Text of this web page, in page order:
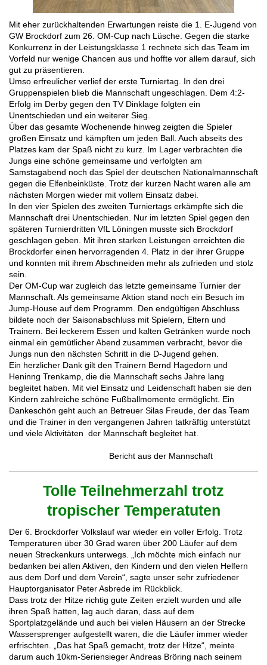
Mit eher zurückhaltenden Erwartungen reiste die 1. E-Jugend von
GW Brockdorf zum 26. OM-Cup nach Lüsche. Gegen die starke
Konkurrenz in der Leistungsklasse 1 rechnete sich das Team im
Vorfeld nur wenige Chancen aus und hoffte vor allem darauf, sich
gut zu präsentieren.
Umso erfreulicher verlief der erste Turniertag. In den drei
Gruppenspielen blieb die Mannschaft ungeschlagen. Dem 4:2-
Erfolg im Derby gegen den TV Dinklage folgten ein
Unentschieden und ein weiterer Sieg.
Über das gesamte Wochenende hinweg zeigten die Spieler
großen Einsatz und kämpften um jeden Ball. Auch abseits des
Platzes kam der Spaß nicht zu kurz. Im Lager verbrachten die
Jungs eine schöne gemeinsame und verfolgten am
Samstagabend noch das Spiel der deutschen Nationalmannschaft
gegen die Elfenbeinküste. Trotz der kurzen Nacht waren alle am
nächsten Morgen wieder mit vollem Einsatz dabei.
In den vier Spielen des zweiten Turniertags erkämpfte sich die
Mannschaft drei Unentschieden. Nur im letzten Spiel gegen den
späteren Turnierdritten VfL Löningen musste sich Brockdorf
geschlagen geben. Mit ihren starken Leistungen erreichten die
Brockdorfer einen hervorragenden 4. Platz in der ihrer Gruppe
und konnten mit ihrem Abschneiden mehr als zufrieden und stolz
sein.
Der OM-Cup war zugleich das letzte gemeinsame Turnier der
Mannschaft. Als gemeinsame Aktion stand noch ein Besuch im
Jump-House auf dem Programm. Den endgültigen Abschluss
bildete noch der Saisonabschluss mit Spielern, Eltern und
Trainern. Bei leckerem Essen und kalten Getränken wurde noch
einmal ein gemütlicher Abend zusammen verbracht, bevor die
Jungs nun den nächsten Schritt in die D-Jugend gehen.
Ein herzlicher Dank gilt den Trainern Bernd Hagedorn und
Heninng Trenkamp, die die Mannschaft sechs Jahre lang
begleitet haben. Mit viel Einsatz und Leidenschaft haben sie den
Kindern zahlreiche schöne Fußballmomente ermöglicht. Ein
Dankeschön geht auch an Betreuer Silas Freude, der das Team
und die Trainer in den vergangenen Jahren tatkräftig unterstützt
und viele Aktivitäten der Mannschaft begleitet hat.
Bericht aus der Mannschaft
Tolle Teilnehmerzahl trotz
tropischer Temperatuten
Der 6. Brockdorfer Volkslauf war wieder ein voller Erfolg. Trotz
Temperaturen über 30 Grad waren über 200 Läufer auf dem
neuen Streckenkurs unterwegs. „Ich möchte mich einfach nur
bedanken bei allen Aktiven, den Kindern und den vielen Helfern
aus dem Dorf und dem Verein“, sagte unser sehr zufriedener
Hauptorganisator Peter Asbrede im Rückblick.
Dass trotz der Hitze richtig gute Zeiten erzielt wurden und alle
ihren Spaß hatten, lag auch daran, dass auf dem
Sportplatzgelände und auch bei vielen Häusern an der Strecke
Wassersprenger aufgestellt waren, die die Läufer immer wieder
erfrischten. „Das hat Spaß gemacht, trotz der Hitze“, meinte
darum auch 10km-Seriensieger Andreas Bröring nach seinem